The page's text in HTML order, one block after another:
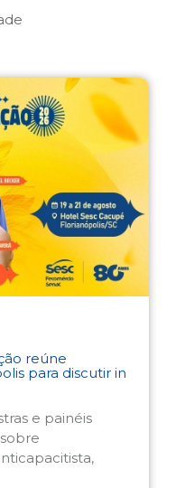
reúne
para discutir in
e painéis